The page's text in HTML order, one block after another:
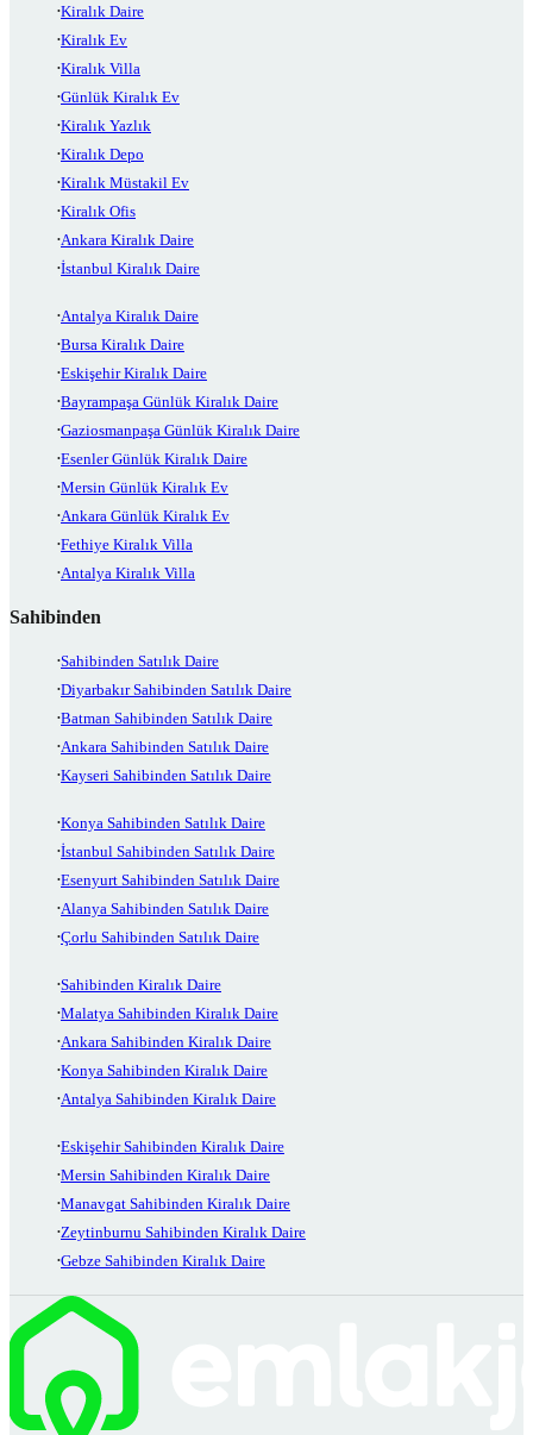
Kiralık Daire
Kiralık Ev
Kiralık Villa
Günlük Kiralık Ev
Kiralık Yazlık
Kiralık Depo
Kiralık Müstakil Ev
Kiralık Ofis
Ankara Kiralık Daire
İstanbul Kiralık Daire
Antalya Kiralık Daire
Bursa Kiralık Daire
Eskişehir Kiralık Daire
Bayrampaşa Günlük Kiralık Daire
Gaziosmanpaşa Günlük Kiralık Daire
Esenler Günlük Kiralık Daire
Mersin Günlük Kiralık Ev
Ankara Günlük Kiralık Ev
Fethiye Kiralık Villa
Antalya Kiralık Villa
Sahibinden
Sahibinden Satılık Daire
Diyarbakır Sahibinden Satılık Daire
Batman Sahibinden Satılık Daire
Ankara Sahibinden Satılık Daire
Kayseri Sahibinden Satılık Daire
Konya Sahibinden Satılık Daire
İstanbul Sahibinden Satılık Daire
Esenyurt Sahibinden Satılık Daire
Alanya Sahibinden Satılık Daire
Çorlu Sahibinden Satılık Daire
Sahibinden Kiralık Daire
Malatya Sahibinden Kiralık Daire
Ankara Sahibinden Kiralık Daire
Konya Sahibinden Kiralık Daire
Antalya Sahibinden Kiralık Daire
Eskişehir Sahibinden Kiralık Daire
Mersin Sahibinden Kiralık Daire
Manavgat Sahibinden Kiralık Daire
Zeytinburnu Sahibinden Kiralık Daire
Gebze Sahibinden Kiralık Daire